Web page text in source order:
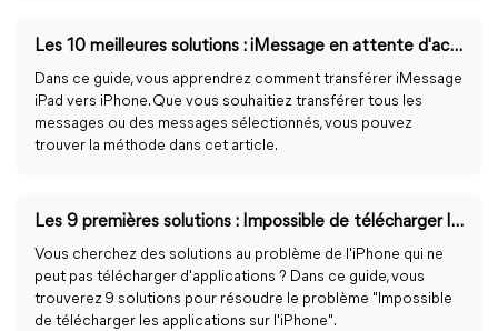
Les 10 meilleures solutions : iMessage en attente d'activation
Dans ce guide, vous apprendrez comment transférer iMessage
iPad vers iPhone. Que vous souhaitiez transférer tous les
messages ou des messages sélectionnés, vous pouvez
trouver la méthode dans cet article.
Les 9 premières solutions : Impossible de télécharger les applications sur l'iPhone
Vous cherchez des solutions au problème de l'iPhone qui ne
peut pas télécharger d'applications ? Dans ce guide, vous
trouverez 9 solutions pour résoudre le problème "Impossible
de télécharger les applications sur l'iPhone".